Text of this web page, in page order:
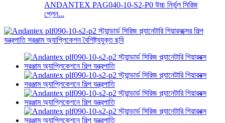
ANDANTEX PAG040-10-S2-P0 উচ্চ নির্ভুল সিরিজ
প্লেন...